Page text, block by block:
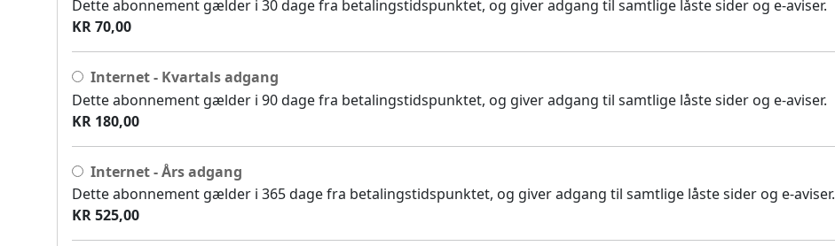
Dette abonnement gælder i 30 dage fra betalingstidspunktet, og giver adgang til samtlige låste sider og e-aviser.
KR 70,00
Internet - Kvartals adgang
Dette abonnement gælder i 90 dage fra betalingstidspunktet, og giver adgang til samtlige låste sider og e-aviser.
KR 180,00
Internet - Års adgang
Dette abonnement gælder i 365 dage fra betalingstidspunktet, og giver adgang til samtlige låste sider og e-aviser.
KR 525,00